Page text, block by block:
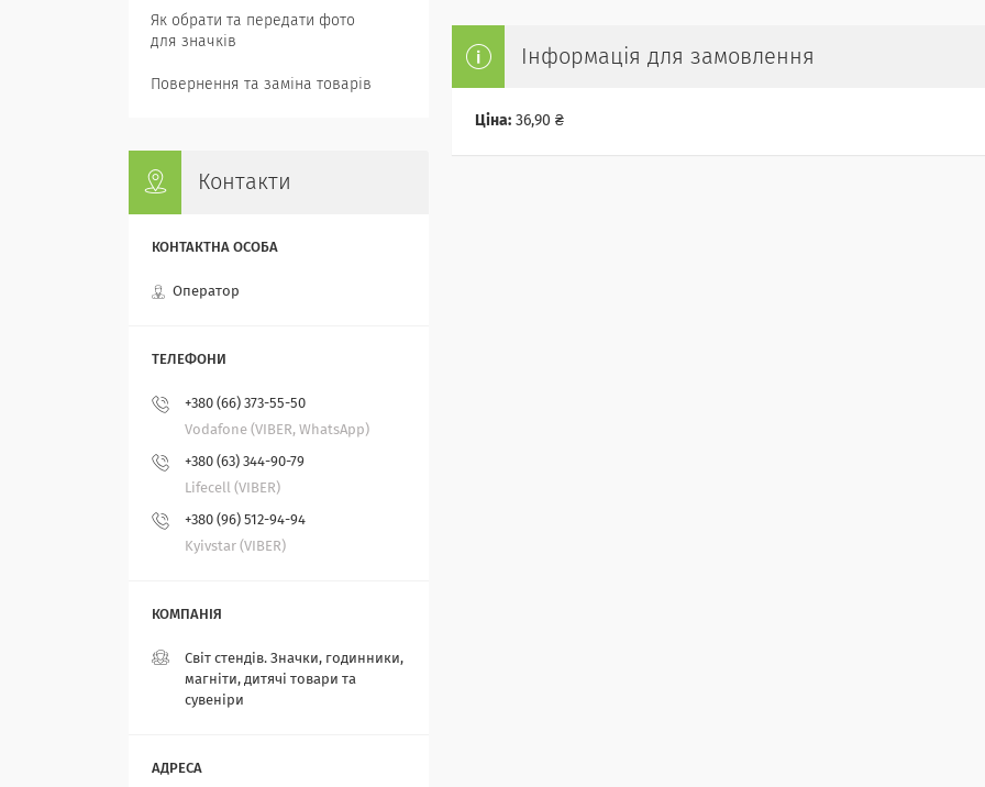
Інформація для замовлення
Ціна: 36,90 ₴
Як обрати та передати фото
для значків
Повернення та заміна товарів
Контакти
Оператор
+380 (66) 373-55-50
Vodafone (VIBER, WhatsApp)
+380 (63) 344-90-79
Lifecell (VIBER)
+380 (96) 512-94-94
Kyivstar (VIBER)
Світ стендів. Значки, годинники,
магніти, дитячі товари та
сувеніри